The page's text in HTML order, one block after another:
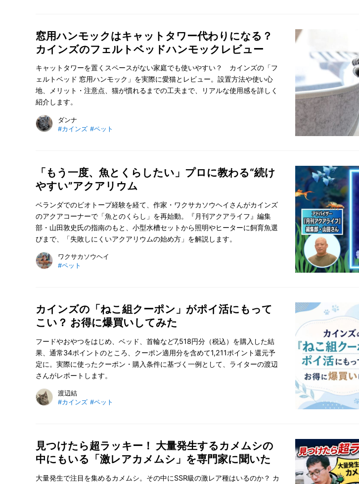
窓用ハンモックはキャットタワー代わりになる？
カインズのフェルトベッドハンモックレビュー
キャットタワーを置くスペースがない家庭でも使いやすい？ カインズの「フ
ェルトベッド 窓用ハンモック」を実際に愛猫とレビュー。設置方法や使い心
地、メリット・注意点、猫が慣れるまでの工夫まで、リアルな使用感を詳しく
紹介します。
ダンナ
#カインズ #ペット
「もう一度、魚とくらしたい」プロに教わる“続け
やすい”アクアリウム
ベランダでのビオトープ経験を経て、作家・ワクサカソウヘイさんがカインズ
のアクアコーナーで「魚とのくらし」を再始動。『月刊アクアライフ』編集
部・山田敦史氏の指南のもと、小型水槽セットから照明やヒーターに飼育魚選
びまで、「失敗しにくいアクアリウムの始め方」を解説します。
ワクサカソウヘイ
#ペット
カインズの「ねこ組クーポン」がポイ活にもって
こい？ お得に爆買いしてみた
フードやおやつをはじめ、ベッド、首輪など7,518円分（税込）を購入した結
果、通常34ポイントのところ、クーポン適用分を含めて1,211ポイント還元予
定に。実際に使ったクーポン・購入条件に基づく一例として、ライターの渡辺
さんがレポートします。
渡辺結
#カインズ #ペット
見つけたら超ラッキー！ 大量発生するカメムシの
中にもいる「激レアカメムシ」を専門家に聞いた
大量発生で注目を集めるカメムシ。その中にSSR級の激レア種はいるのか？ カ